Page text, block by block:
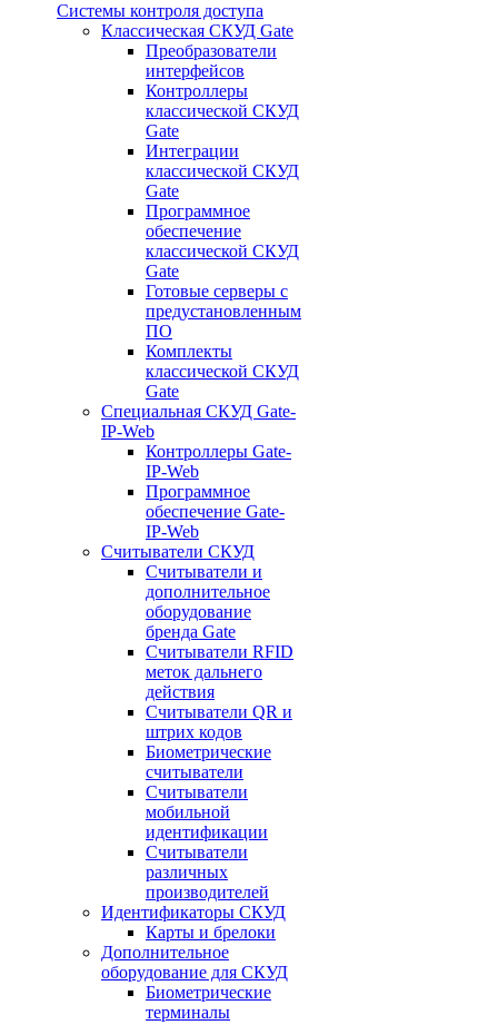
Системы контроля доступа
Классическая СКУД Gate
Преобразователи
интерфейсов
Контроллеры
классической СКУД
Gate
Интеграции
классической СКУД
Gate
Программное
обеспечение
классической СКУД
Gate
Готовые серверы с
предустановленным
ПО
Комплекты
классической СКУД
Gate
Специальная СКУД Gate-
IP-Web
Контроллеры Gate-
IP-Web
Программное
обеспечение Gate-
IP-Web
Считыватели СКУД
Считыватели и
дополнительное
оборудование
бренда Gate
Считыватели RFID
меток дальнего
действия
Считыватели QR и
штрих кодов
Биометрические
считыватели
Считыватели
мобильной
идентификации
Считыватели
различных
производителей
Идентификаторы СКУД
Карты и брелоки
Дополнительное
оборудование для СКУД
Биометрические
терминалы